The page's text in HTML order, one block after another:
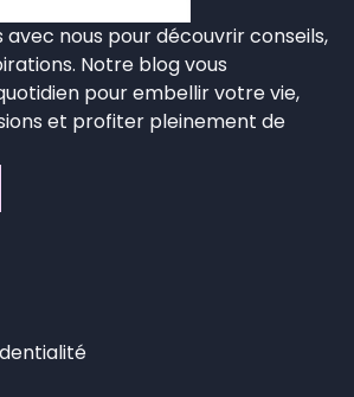
nous pour découvrir conseils,
Notre blog vous
pour embellir votre vie,
et profiter pleinement de